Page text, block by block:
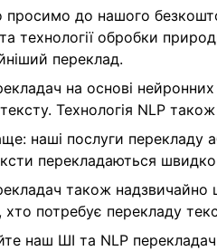
просимо до нашого
технології обробки
переклад.
на основі
Технологія NLP
наші послуги перекладу
перекладаються
також надзвичайно
хто потребує перекладу
наш ШІ та NLP перекладач